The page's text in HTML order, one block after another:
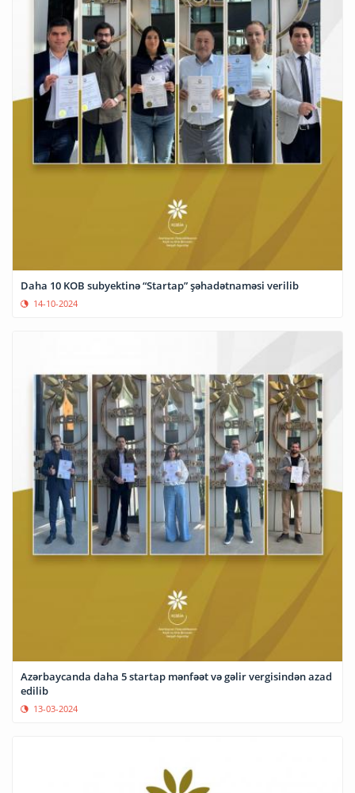
Daha 10 KOB subyektinə “Startap” şəhadətnaməsi verilib
14-10-2024
Azərbaycanda daha 5 startap mənfəət və gəlir vergisindən azad
edilib
13-03-2024